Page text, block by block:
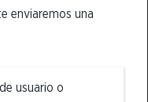
enviaremos una
usuario o